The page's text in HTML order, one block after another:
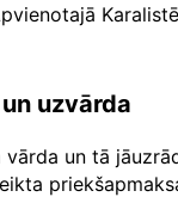
uzvārda
un tā